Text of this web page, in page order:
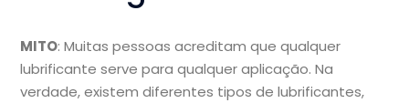
MITO: Muitas pessoas acreditam que qualquer
lubrificante serve para qualquer aplicação. Na
verdade, existem diferentes tipos de lubrificantes,